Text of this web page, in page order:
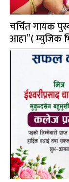
चर्चित गायक
आहा”( म्युजिक